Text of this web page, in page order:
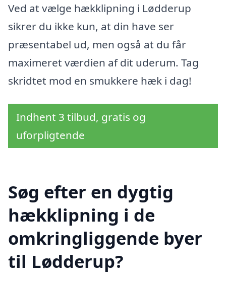
Ved at vælge hækklipning i Lødderup
sikrer du ikke kun, at din have ser
præsentabel ud, men også at du får
maximeret værdien af dit uderum. Tag
skridtet mod en smukkere hæk i dag!
Indhent 3 tilbud, gratis og
uforpligtende
Søg efter en dygtig
hækklipning i de
omkringliggende byer
til Lødderup?